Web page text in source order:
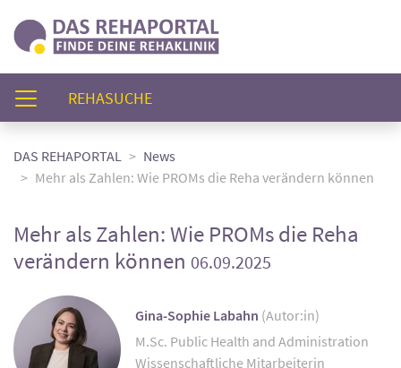
REHASUCHE(AKTUELL)
DAS REHAPORTAL
News
Mehr als Zahlen: Wie PROMs die Reha verändern können
Mehr als Zahlen: Wie PROMs die Reha
verändern können 06.09.2025
Gina-Sophie Labahn (Autor:in)
M.Sc. Public Health and Administration
Wissenschaftliche Mitarbeiterin